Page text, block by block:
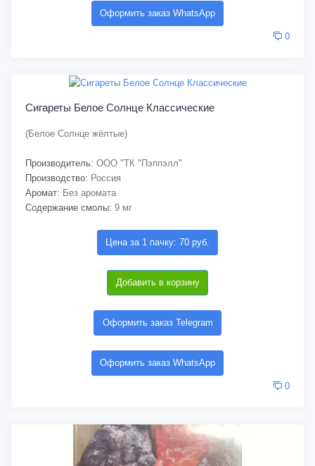
Оформить заказ WhatsApp
0
Сигареты Белое Солнце Классические
(Белое Солнце жёлтые)
Производитель: ООО "ТК "Пэппэлл"
Производство: Россия
Аромат: Без аромата
Содержание смолы: 9 мг
Цена за 1 пачку: 70 руб.
Добавить в корзину
Оформить заказ Telegram
Оформить заказ WhatsApp
0